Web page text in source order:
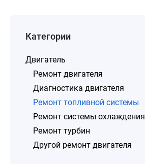
Категории
Двигатель
Ремонт двигателя
Диагностика двигателя
Ремонт топливной системы
Ремонт системы охлаждения
Ремонт турбин
Другой ремонт двигателя